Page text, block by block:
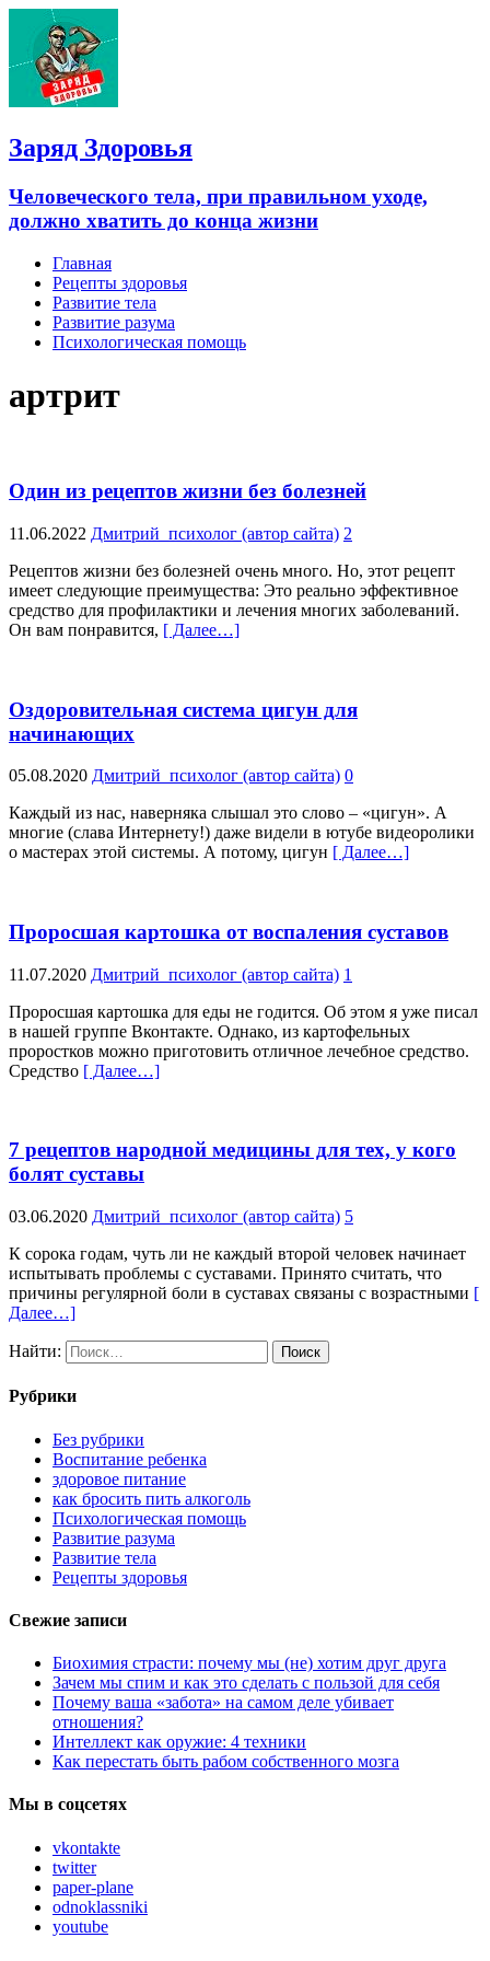
Заряд Здоровья
Человеческого тела, при правильном уходе,
должно хватить до конца жизни
Главная
Рецепты здоровья
Развитие тела
Развитие разума
Психологическая помощь
артрит
Один из рецептов жизни без болезней
11.06.2022 Дмитрий_психолог (автор сайта) 2
Рецептов жизни без болезней очень много. Но, этот рецепт
имеет следующие преимущества: Это реально эффективное
средство для профилактики и лечения многих заболеваний.
Он вам понравится, [ Далее…]
Оздоровительная система цигун для
начинающих
05.08.2020 Дмитрий_психолог (автор сайта) 0
Каждый из нас, наверняка слышал это слово – «цигун». А
многие (слава Интернету!) даже видели в ютубе видеоролики
о мастерах этой системы. А потому, цигун [ Далее…]
Проросшая картошка от воспаления суставов
11.07.2020 Дмитрий_психолог (автор сайта) 1
Проросшая картошка для еды не годится. Об этом я уже писал
в нашей группе Вконтакте. Однако, из картофельных
проростков можно приготовить отличное лечебное средство.
Средство [ Далее…]
7 рецептов народной медицины для тех, у кого
болят суставы
03.06.2020 Дмитрий_психолог (автор сайта) 5
К сорока годам, чуть ли не каждый второй человек начинает
испытывать проблемы с суставами. Принято считать, что
причины регулярной боли в суставах связаны с возрастными [
Далее…]
Найти:
Рубрики
Без рубрики
Воспитание ребенка
здоровое питание
как бросить пить алкоголь
Психологическая помощь
Развитие разума
Развитие тела
Рецепты здоровья
Свежие записи
Биохимия страсти: почему мы (не) хотим друг друга
Зачем мы спим и как это сделать с пользой для себя
Почему ваша «забота» на самом деле убивает
отношения?
Интеллект как оружие: 4 техники
Как перестать быть рабом собственного мозга
Мы в соцсетях
vkontakte
twitter
paper-plane
odnoklassniki
youtube